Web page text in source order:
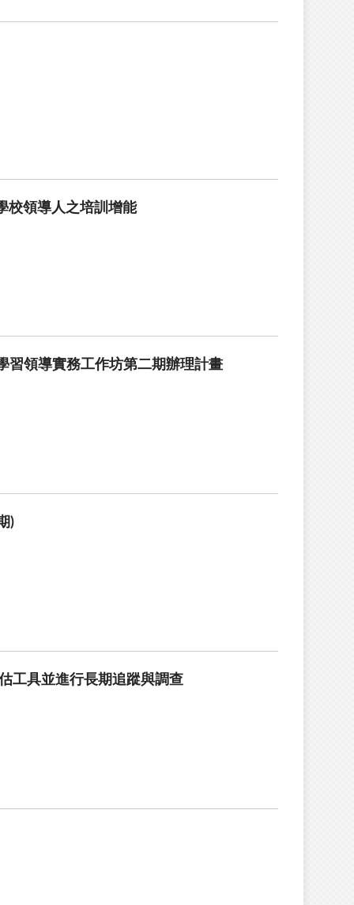
校領導人之培訓增能
習領導實務工作坊第二期辦理計畫
)
工具並進行長期追蹤與調查